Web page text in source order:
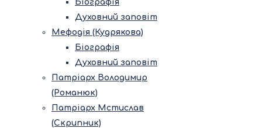
Біографія
Духовний заповіт
Мефодія (Кудрякова)
Біографія
Духовний заповіт
Патріарх Володимир
(Романюк)
Патріарх Мстислав
(Скрипник)